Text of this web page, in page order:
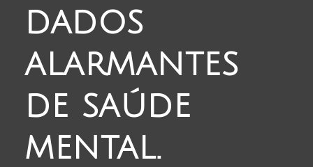
dados
alarmantes
de saúde
mental.